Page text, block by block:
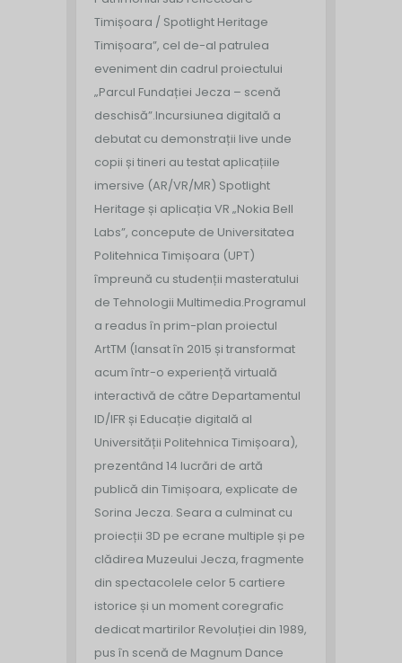
Timișoara / Spotlight Heritage
Timișoara”, cel de-al patrulea
eveniment din cadrul proiectului
„Parcul Fundației Jecza – scenă
deschisă”.Incursiunea digitală a
debutat cu demonstrații live unde
copii și tineri au testat aplicațiile
imersive (AR/VR/MR) Spotlight
Heritage și aplicația VR „Nokia Bell
Labs”, concepute de Universitatea
Politehnica Timișoara (UPT)
împreună cu studenții masteratului
de Tehnologii Multimedia.Programul
a readus în prim-plan proiectul
ArtTM (lansat în 2015 și transformat
acum într-o experiență virtuală
interactivă de către Departamentul
ID/IFR și Educație digitală al
Universității Politehnica Timișoara),
prezentând 14 lucrări de artă
publică din Timișoara, explicate de
Sorina Jecza. Seara a culminat cu
proiecții 3D pe ecrane multiple și pe
clădirea Muzeului Jecza, fragmente
din spectacolele celor 5 cartiere
istorice și un moment coregrafic
dedicat martirilor Revoluției din 1989,
pus în scenă de Magnum Dance